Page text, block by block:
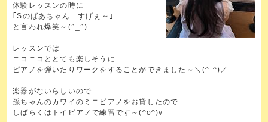
体験レッスンの時に
｢Sのばあちゃん すげぇ～｣
と言われ爆笑～(^_^)
レッスンでは
ニコニコととても楽しそうに
ピアノを弾いたりワークをすることができました～＼(^-^)／
楽器がないらしいので
孫ちゃんのカワイのミニピアノをお貸したので
しばらくはトイピアノで練習です～(^o^)v